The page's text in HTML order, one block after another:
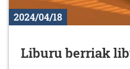
2024/04/18
Liburu berriak